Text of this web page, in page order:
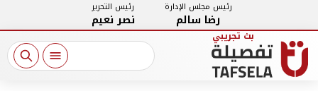
رئيس مجلس الإدارة
رضا سالم
رئيس التحرير
نصر نعيم